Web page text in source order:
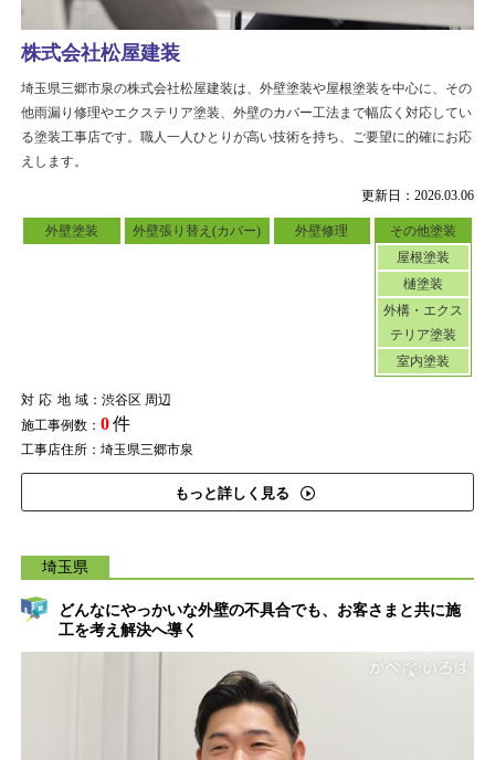
更新日：2026.03.06
外壁塗装 外壁張り替え(カバー) 外壁修理
その他塗装
屋根塗装
樋塗装
外構・エクス
テリア塗装
室内塗装
対応地域：渋谷区 周辺
施工事例数： 0件
工事店住所：埼玉県三郷市泉
もっと詳しく見る
株式会社松屋建装
埼玉県三郷市泉の株式会社松屋建装は、外壁塗装や屋根塗装を中心に、その
他雨漏り修理やエクステリア塗装、外壁のカバー工法まで幅広く対応してい
る塗装工事店です。職人一人ひとりが高い技術を持ち、ご要望に的確にお応
えします。
埼玉県
どんなにやっかいな外壁の不具合でも、お客さまと共に施
工を考え解決へ導く